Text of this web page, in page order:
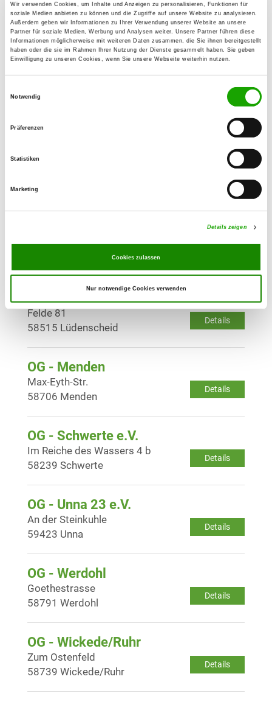
Wir verwenden Cookies, um Inhalte und Anzeigen zu personalisieren, Funktionen für
soziale Medien anbieten zu können und die Zugriffe auf unsere Website zu analysieren.
Außerdem geben wir Informationen zu Ihrer Verwendung unserer Website an unsere
Partner für soziale Medien, Werbung und Analysen weiter. Unsere Partner führen diese
Informationen möglicherweise mit weiteren Daten zusammen, die Sie ihnen bereitgestellt
haben oder die sie im Rahmen Ihrer Nutzung der Dienste gesammelt haben. Sie geben
Einwilligung zu unseren Cookies, wenn Sie unsere Webseite weiterhin nutzen.
Notwendig
Präferenzen
Statistiken
Marketing
Details zeigen
Cookies zulassen
Nur notwendige Cookies verwenden
OG - Hemer
Details
Walesstr. 10
58675 Hemer
OG - Hohenlimburg
OG - Iserlohn
Details
58644 Iserlohn
Immermannstr. 8
OG - Lüdenscheid
Details
Felde 81
58515 Lüdenscheid
OG - Menden
Details
Max-Eyth-Str.
58706 Menden
OG - Schwerte e.V.
Details
Im Reiche des Wassers 4 b
58239 Schwerte
OG - Unna 23 e.V.
Details
An der Steinkuhle
59423 Unna
OG - Werdohl
Details
Goethestrasse
58791 Werdohl
OG - Wickede/Ruhr
Details
Zum Ostenfeld
58739 Wickede/Ruhr